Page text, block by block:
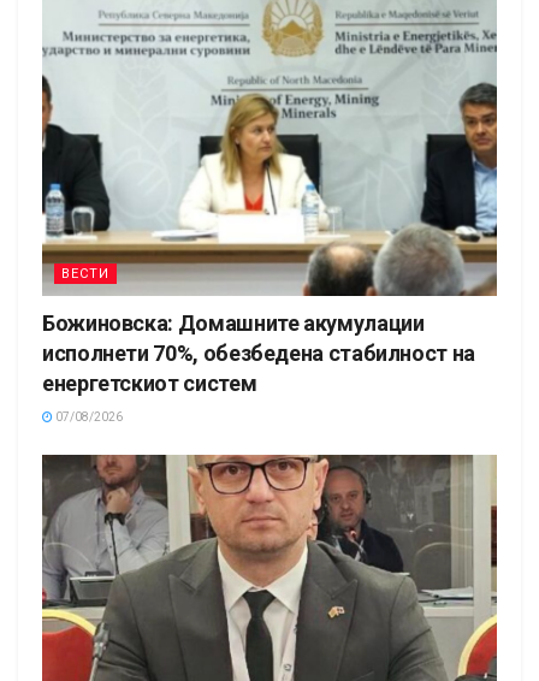
ВЕСТИ
Божиновска: Домашните акумулации
исполнети 70%, обезбедена стабилност на
енергетскиот систем
07/08/2026